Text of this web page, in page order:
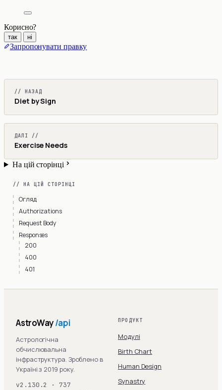
Корисно?
так ні
Запропонувати правку
// НАЗАД
Diet by Sign
ДАЛІ //
Exercise Needs
На цій сторінці
// НА ЦІЙ СТОРІНЦІ
Огляд
Authorizations
Request Body
Responses
200
400
401
AstroWay/api
Астрологічна
обчислювальна
інфраструктура. Зроблено в
Україні з 2019 року.
v2.130.2 · 737
ПРОДУКТ
Модулі
Birth Chart
Human Design
Synastry